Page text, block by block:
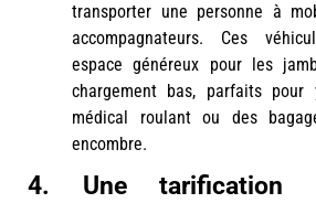
transporter une personne à
accompagnateurs. Ces
espace généreux pour les
chargement bas, parfaits
médical roulant ou des
encombre.
4. Une tarification